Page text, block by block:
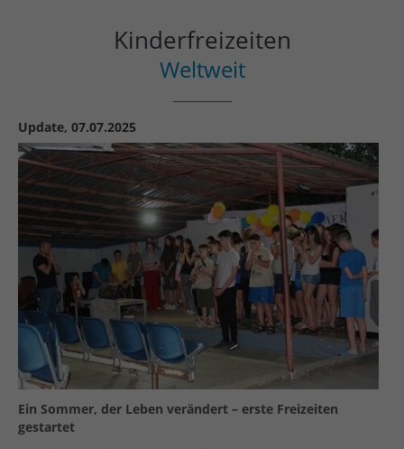
Kinderfreizeiten
Weltweit
Update, 07.07.2025
Ein Sommer, der Leben verändert – erste Freizeiten
gestartet